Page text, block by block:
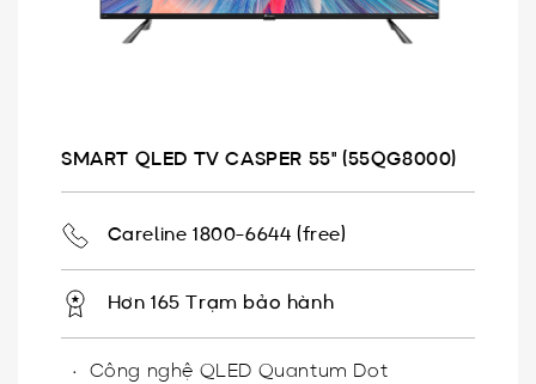
SMART QLED TV CASPER 55" (55QG8000)
Careline 1800-6644 (free)
Hơn 165 Trạm bảo hành
Công nghệ QLED Quantum Dot